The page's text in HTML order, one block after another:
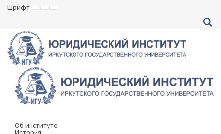
Шрифт ВКЛЮЧИТЬ
ВКЛЮЧИТЬ
ВКЛЮЧИТЬ
Об институте